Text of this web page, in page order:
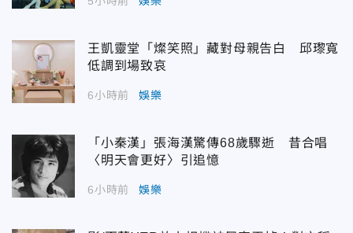
王凱靈堂「燦笑照」藏對母親告白 邱瓈寬
低調到場致哀
6小時前 娛樂
「小秦漢」張海漢驚傳68歲驟逝 昔合唱
〈明天會更好〉引追憶
6小時前 娛樂